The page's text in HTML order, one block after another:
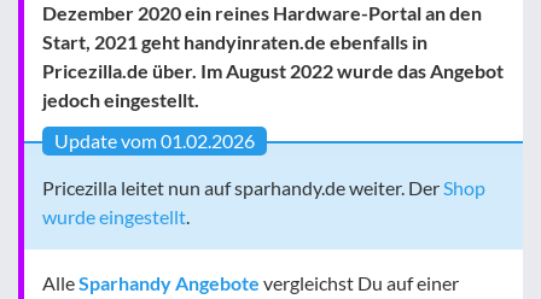
Dezember 2020 ein reines Hardware-Portal an den
Start, 2021 geht handyinraten.de ebenfalls in
Pricezilla.de über. Im August 2022 wurde das Angebot
jedoch eingestellt.
Update vom 01.02.2026
Pricezilla leitet nun auf sparhandy.de weiter. DerShop
wurde eingestellt.
AlleSparhandy Angebote vergleichst Du auf einer